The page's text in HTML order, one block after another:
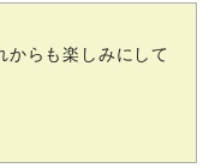
からも楽しみにして